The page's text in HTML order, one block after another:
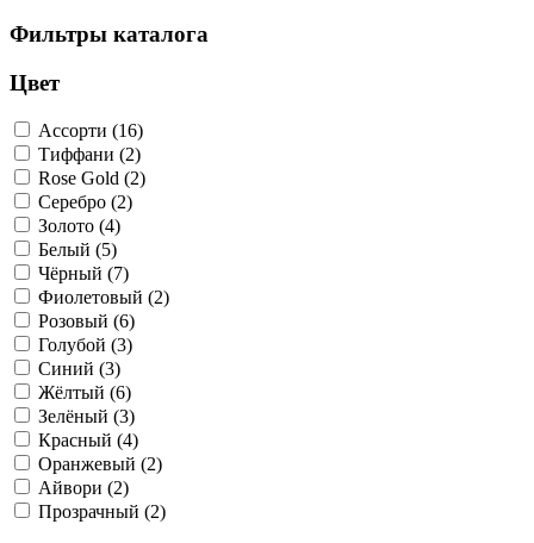
Фильтры каталога
Цвет
Ассорти (16)
Тиффани (2)
Rose Gold (2)
Серебро (2)
Золото (4)
Белый (5)
Чёрный (7)
Фиолетовый (2)
Розовый (6)
Голубой (3)
Синий (3)
Жёлтый (6)
Зелёный (3)
Красный (4)
Оранжевый (2)
Айвори (2)
Прозрачный (2)